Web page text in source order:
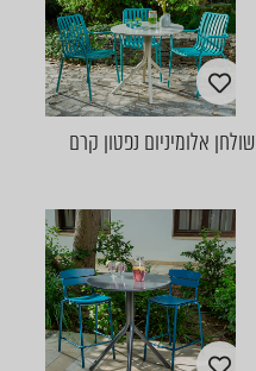
שולחן אלומיניום נפטון קרם